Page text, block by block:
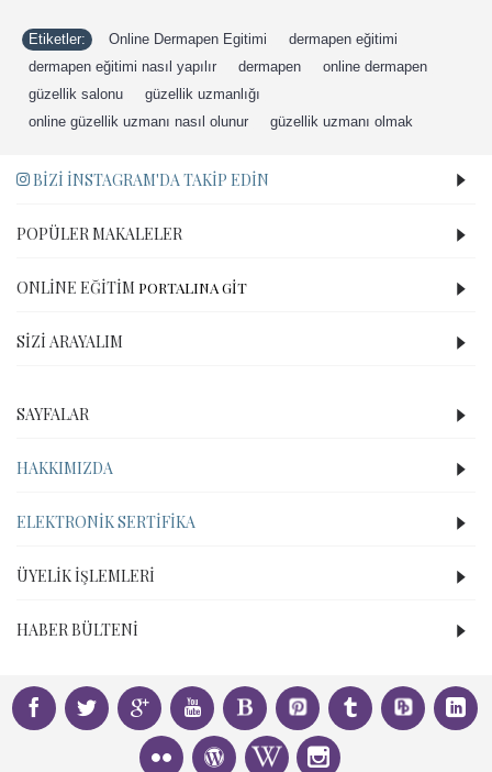
Etiketler: Online Dermapen Egitimi dermapen eğitimi
dermapen eğitimi nasıl yapılır
dermapen online dermapen
güzellik salonu
güzellik uzmanlığı
online güzellik uzmanı nasıl olunur
güzellik uzmanı olmak
BIZI İNSTAGRAM'DA TAKIP EDIN
POPÜLER MAKALELER
ONLINE EĞITIM PORTALINA GİT
SIZI ARAYALIM
SAYFALAR
HAKKIMIZDA
ELEKTRONIK SERTIFIKA
ÜYELIK İŞLEMLERI
HABER BÜLTENI